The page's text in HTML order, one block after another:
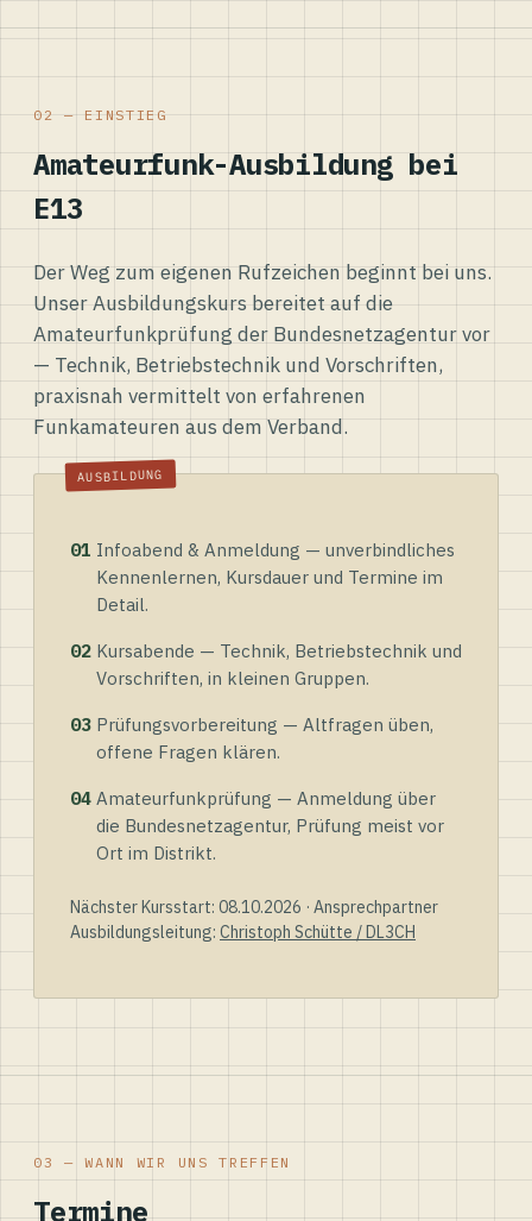
02 — EINSTIEG
Amateurfunk-Ausbildung bei
E13
Der Weg zum eigenen Rufzeichen beginnt bei uns.
Unser Ausbildungskurs bereitet auf die
Amateurfunkprüfung der Bundesnetzagentur vor
— Technik, Betriebstechnik und Vorschriften,
praxisnah vermittelt von erfahrenen
Funkamateuren aus dem Verband.
01 Infoabend & Anmeldung — unverbindliches
Kennenlernen, Kursdauer und Termine im
Detail.
02 Kursabende — Technik, Betriebstechnik und
Vorschriften, in kleinen Gruppen.
03 Prüfungsvorbereitung — Altfragen üben,
offene Fragen klären.
04 Amateurfunkprüfung — Anmeldung über
die Bundesnetzagentur, Prüfung meist vor
Ort im Distrikt.
Nächster Kursstart: 08.10.2026 · Ansprechpartner
Ausbildungsleitung: Christoph Schütte / DL3CH
03 — WANN WIR UNS TREFFEN
Termine